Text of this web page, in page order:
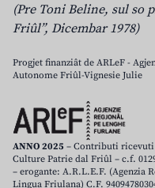
(Pre Toni Beline, sul so
Friûl”, Dicembar 1978)
Progjet finanziât de ARLeF -
Autonome Friûl-Vignesie Julie
ANNO 2025 – Contributi ricevuti
Culture Patrie dal Friûl – c.f.
– erogante: A.R.L.E.F. (Agenzia
Lingua Friulana) C.F.